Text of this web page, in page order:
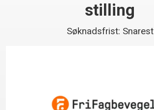
stilling
Søknadsfrist: Snarest